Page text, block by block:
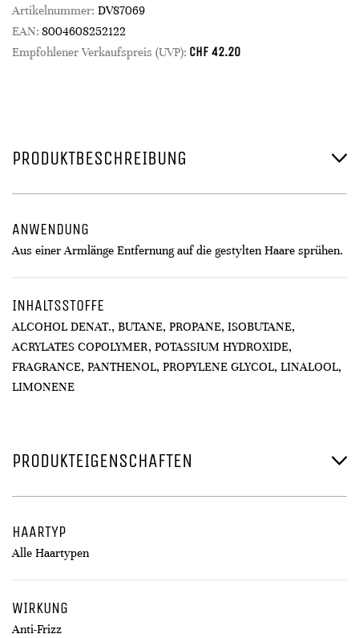
Artikelnummer: DV87069
EAN: 8004608252122
Empfohlener Verkaufspreis (UVP): CHF 42.20
PRODUKTBESCHREIBUNG
ANWENDUNG
Aus einer Armlänge Entfernung auf die gestylten Haare sprühen.
INHALTSSTOFFE
ALCOHOL DENAT., BUTANE, PROPANE, ISOBUTANE,
ACRYLATES COPOLYMER, POTASSIUM HYDROXIDE,
FRAGRANCE, PANTHENOL, PROPYLENE GLYCOL, LINALOOL,
LIMONENE
PRODUKTEIGENSCHAFTEN
HAARTYP
Alle Haartypen
WIRKUNG
Anti-Frizz